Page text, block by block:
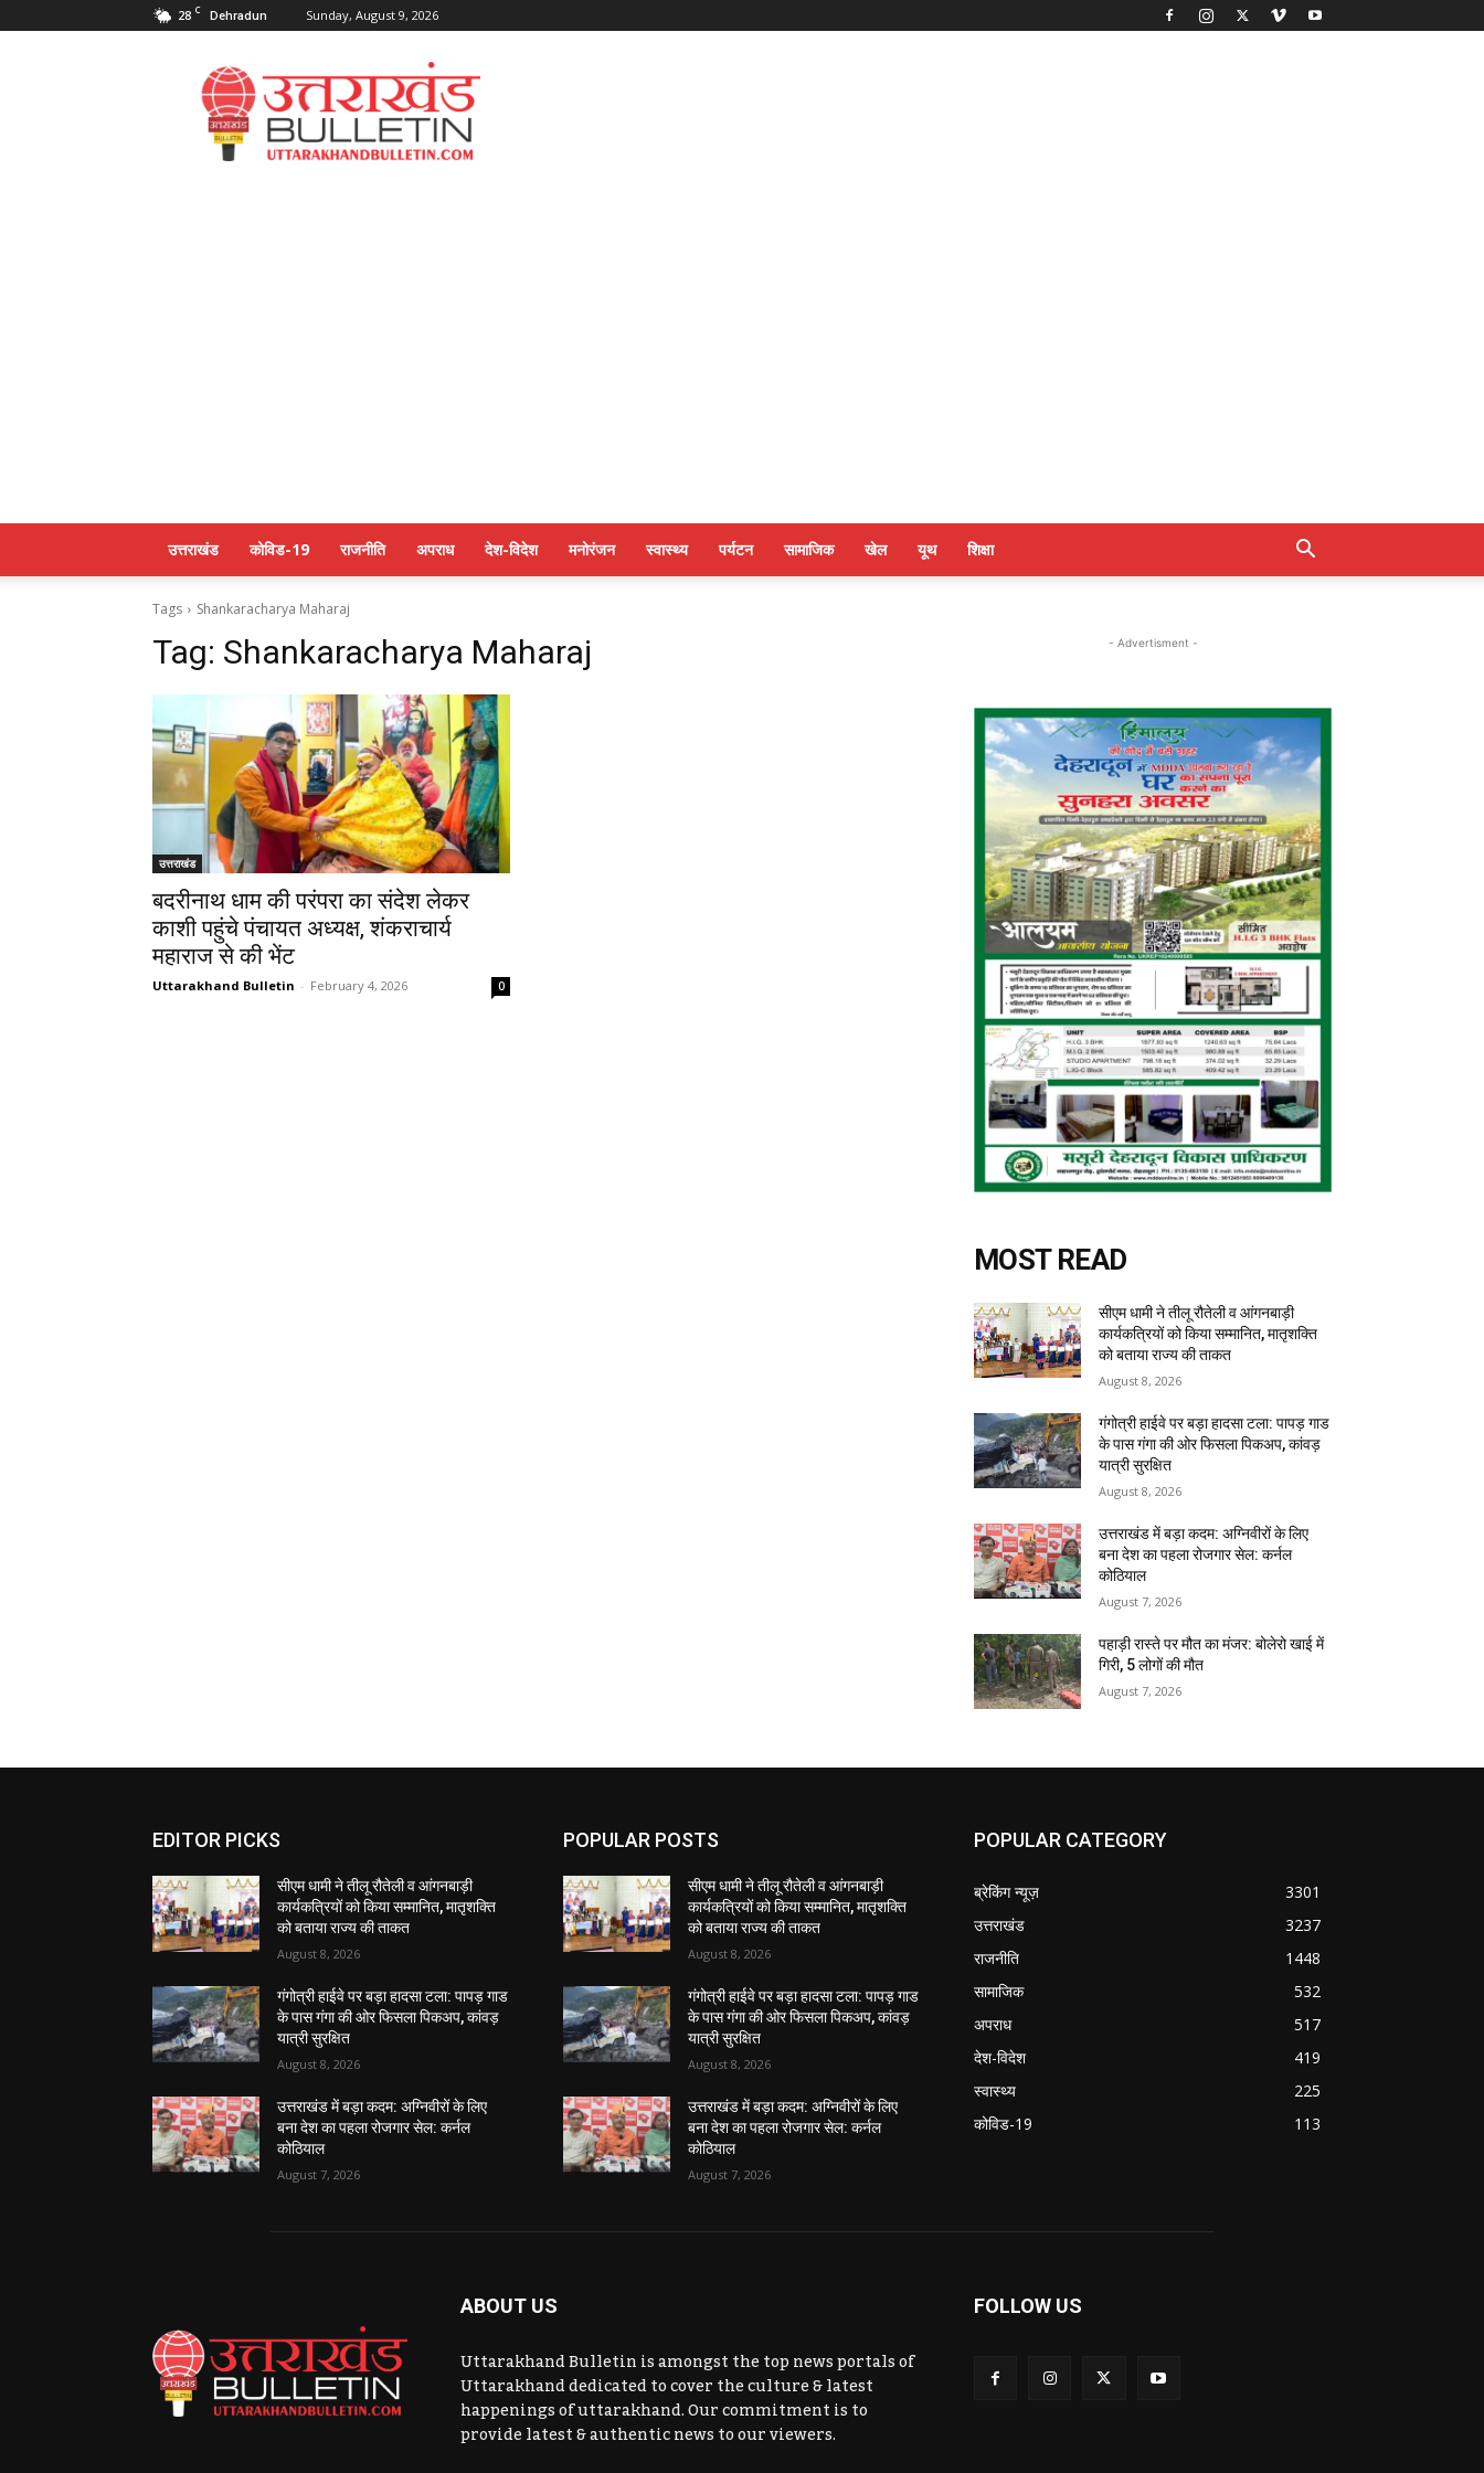
28 C Dehradun Sunday, August 9, 2026
Uttarakahnd
Bulletin
उत्तराखंड कोविड-19 राजनीति अपराध देश-विदेश मनोरंजन स्वास्थ्य पर्यटन सामाजिक खेल यूथ शिक्षा
Tags Shankaracharya Maharaj
Tag: Shankaracharya Maharaj
उत्तराखंड
बदरीनाथ धाम की परंपरा का संदेश लेकर
काशी पहुंचे पंचायत अध्यक्ष, शंकराचार्य
महाराज से की भेंट
Uttarakhand Bulletin - February 4, 2026 0
- Advertisment -
MOST READ
सीएम धामी ने तीलू रौतेली व आंगनबाड़ी
कार्यकत्रियों को किया सम्मानित, मातृशक्ति
को बताया राज्य की ताकत
August 8, 2026
गंगोत्री हाईवे पर बड़ा हादसा टला: पापड़ गाड
के पास गंगा की ओर फिसला पिकअप, कांवड़
यात्री सुरक्षित
August 8, 2026
उत्तराखंड में बड़ा कदम: अग्निवीरों के लिए
बना देश का पहला रोजगार सेल: कर्नल
कोठियाल
August 7, 2026
पहाड़ी रास्ते पर मौत का मंजर: बोलेरो खाई में
गिरी, 5 लोगों की मौत
August 7, 2026
EDITOR PICKS
सीएम धामी ने तीलू रौतेली व आंगनबाड़ी
कार्यकत्रियों को किया सम्मानित, मातृशक्ति
को बताया राज्य की ताकत
August 8, 2026
गंगोत्री हाईवे पर बड़ा हादसा टला: पापड़ गाड
के पास गंगा की ओर फिसला पिकअप, कांवड़
यात्री सुरक्षित
August 8, 2026
उत्तराखंड में बड़ा कदम: अग्निवीरों के लिए
बना देश का पहला रोजगार सेल: कर्नल
कोठियाल
August 7, 2026
POPULAR POSTS
सीएम धामी ने तीलू रौतेली व आंगनबाड़ी
कार्यकत्रियों को किया सम्मानित, मातृशक्ति
को बताया राज्य की ताकत
August 8, 2026
गंगोत्री हाईवे पर बड़ा हादसा टला: पापड़ गाड
के पास गंगा की ओर फिसला पिकअप, कांवड़
यात्री सुरक्षित
August 8, 2026
उत्तराखंड में बड़ा कदम: अग्निवीरों के लिए
बना देश का पहला रोजगार सेल: कर्नल
कोठियाल
August 7, 2026
POPULAR CATEGORY
ब्रेकिंग न्यूज़
3301
उत्तराखंड
3237
राजनीति
1448
सामाजिक
532
अपराध
517
देश-विदेश
419
स्वास्थ्य
225
कोविड-19
113
ABOUT US
Uttarakhand Bulletin is amongst the top news portals of
Uttarakhand dedicated to cover the culture & latest
happenings of uttarakhand. Our commitment is to
provide latest & authentic news to our viewers.
FOLLOW US